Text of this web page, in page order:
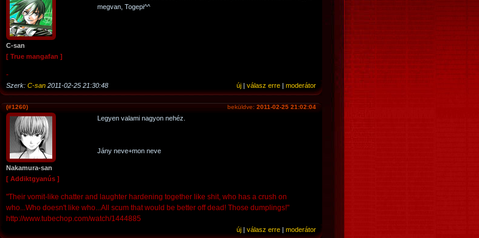
C-san
[ True mangafan ]
megvan, Togepi^^
-
új | válasz erre | moderátor
Szerk: C-san 2011-02-25 21:30:48
beküldve: 2011-02-25 21:02:04
(#1260)
Nakamura-san
[ Addiktgyanús ]
Legyen valami nagyon nehéz.
Jány neve+mon neve
"Their vomit-like chatter and laughter hardening together like shit, who has a crush on
who...Who doesn't like who...All scum that would be better off dead! Those dumplings!"
http://www.tubechop.com/watch/1444885
új | válasz erre | moderátor